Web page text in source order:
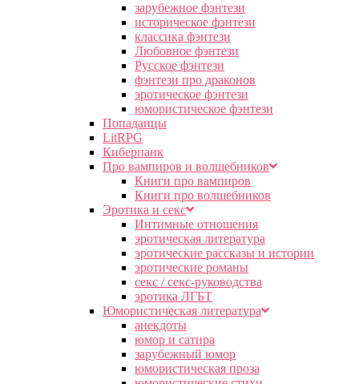
зарубежное фэнтези
историческое фэнтези
классика фэнтези
Любовное фэнтези
Русское фэнтези
фэнтези про драконов
эротическое фэнтези
юмористическое фэнтези
Попаданцы
LitRPG
Киберпанк
Про вампиров и волшебников
Книги про вампиров
Книги про волшебников
Эротика и секс
Интимные отношения
эротическая литература
эротические рассказы и истории
эротические романы
секс / секс-руководства
эротика ЛГБТ
Юмористическая литература
анекдоты
юмор и сатира
зарубежный юмор
юмористическая проза